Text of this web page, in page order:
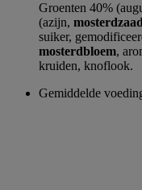
Groenten 40%
(azijn,
suiker,
mosterdbloem,
kruiden, knoflook.
Gemiddelde